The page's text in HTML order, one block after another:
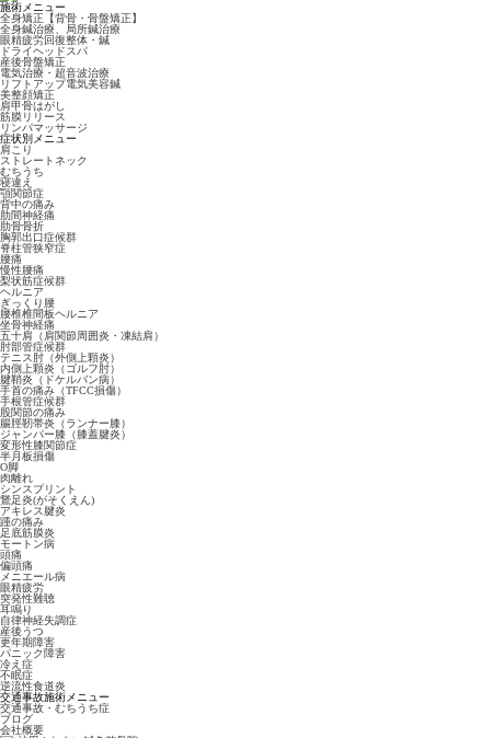
施術メニュー
全身矯正【背骨・骨盤矯正】
全身鍼治療、局所鍼治療
眼精疲労回復整体・鍼
ドライヘッドスパ
産後骨盤矯正
電気治療・超音波治療
リフトアップ電気美容鍼
美整顔矯正
肩甲骨はがし
筋膜リリース
リンパマッサージ
症状別メニュー
肩こり
ストレートネック
むちうち
寝違え
顎関節症
背中の痛み
肋間神経痛
肋骨骨折
胸郭出口症候群
脊柱管狭窄症
腰痛
慢性腰痛
梨状筋症候群
ヘルニア
ぎっくり腰
腰椎椎間板ヘルニア
坐骨神経痛
五十肩（肩関節周囲炎・凍結肩）
肘部管症候群
テニス肘（外側上顆炎）
内側上顆炎（ゴルフ肘）
腱鞘炎（ドケルバン病）
手首の痛み（TFCC損傷）
手根管症候群
股関節の痛み
腸脛靭帯炎（ランナー膝）
ジャンパー膝（膝蓋腱炎）
変形性膝関節症
半月板損傷
O脚
肉離れ
シンスプリント
鵞足炎(がそくえん)
アキレス腱炎
踵の痛み
足底筋膜炎
モートン病
頭痛
偏頭痛
メニエール病
眼精疲労
突発性難聴
耳鳴り
自律神経失調症
産後うつ
更年期障害
パニック障害
冷え症
不眠症
逆流性食道炎
交通事故施術メニュー
交通事故・むちうち症
ブログ
会社概要